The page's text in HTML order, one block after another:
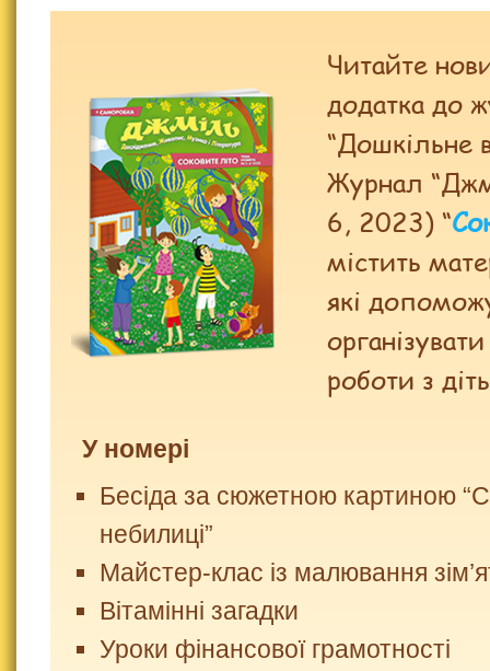
Читайте
додатка до
“Дошкільне
Журнал
6, 2023) “
містить
які
роботи з
У номері
Бесіда за сюжетною картиною
небилиці”
Майстер-клас із малювання
Вітамінні загадки
Уроки фінансової грамотності